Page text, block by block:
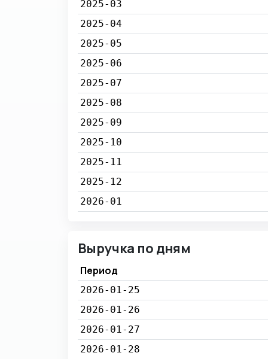
2025-03
2025-04
2025-05
2025-06
2025-07
2025-08
2025-09
2025-10
2025-11
2025-12
2026-01
Выручка по дням
Период
2026-01-25
2026-01-26
2026-01-27
2026-01-28